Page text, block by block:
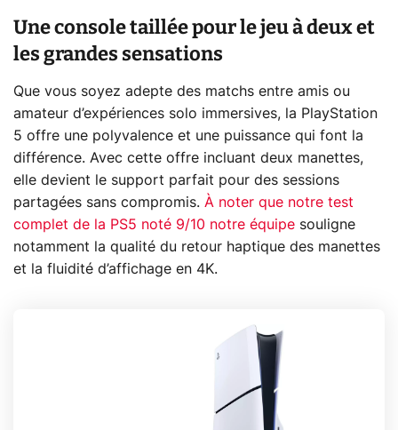
Une console taillée pour le jeu à deux et
les grandes sensations
Que vous soyez adepte des matchs entre amis ou
amateur d’expériences solo immersives, la PlayStation
5 offre une polyvalence et une puissance qui font la
différence. Avec cette offre incluant deux manettes,
elle devient le support parfait pour des sessions
partagées sans compromis. À noter que notre test
complet de la PS5 noté 9/10 notre équipe souligne
notamment la qualité du retour haptique des manettes
et la fluidité d’affichage en 4K.